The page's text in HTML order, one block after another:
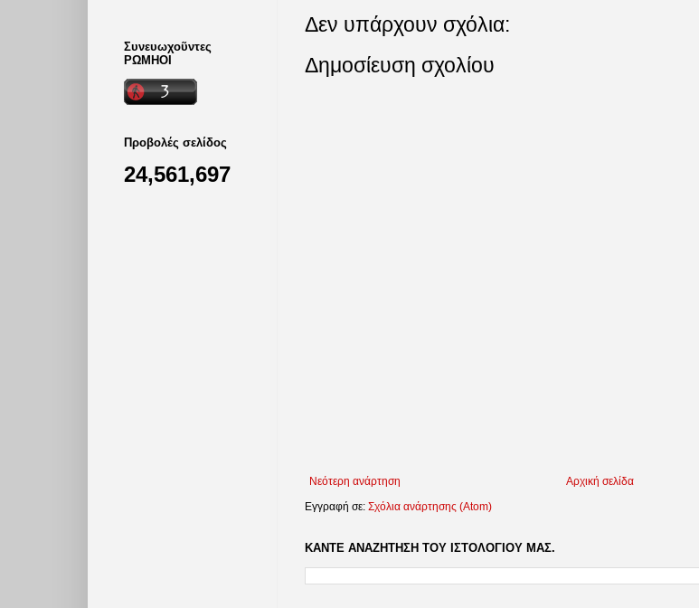
Δεν υπάρχουν σχόλια:
Δημοσίευση σχολίου
Νεότερη ανάρτηση
Αρχική σελίδα
Εγγραφή σε: Σχόλια ανάρτησης (Atom)
ΚΑΝΤΕ ΑΝΑΖΗΤΗΣΗ ΤΟΥ ΙΣΤΟΛΟΓΙΟΥ ΜΑΣ.
Συνευωχοῦντες
ΡΩΜΗΟΙ
Προβολές σελίδος
24,561,697